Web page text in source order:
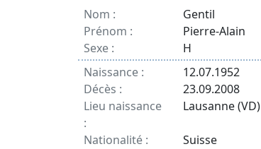
Nom :
Gentil
Prénom :
Pierre-Alain
Sexe :
H
Naissance :
12.07.1952
Décès :
23.09.2008
Lieu naissance
:
Lausanne (VD)
Nationalité :
Suisse